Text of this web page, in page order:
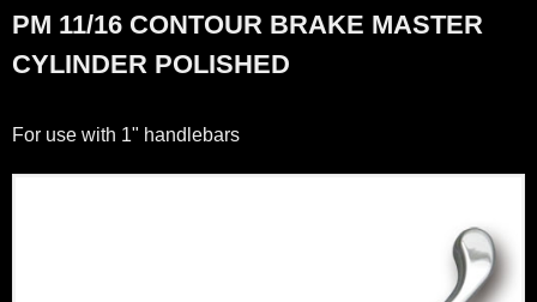
PM 11/16 CONTOUR BRAKE MASTER
CYLINDER POLISHED
For use with 1" handlebars